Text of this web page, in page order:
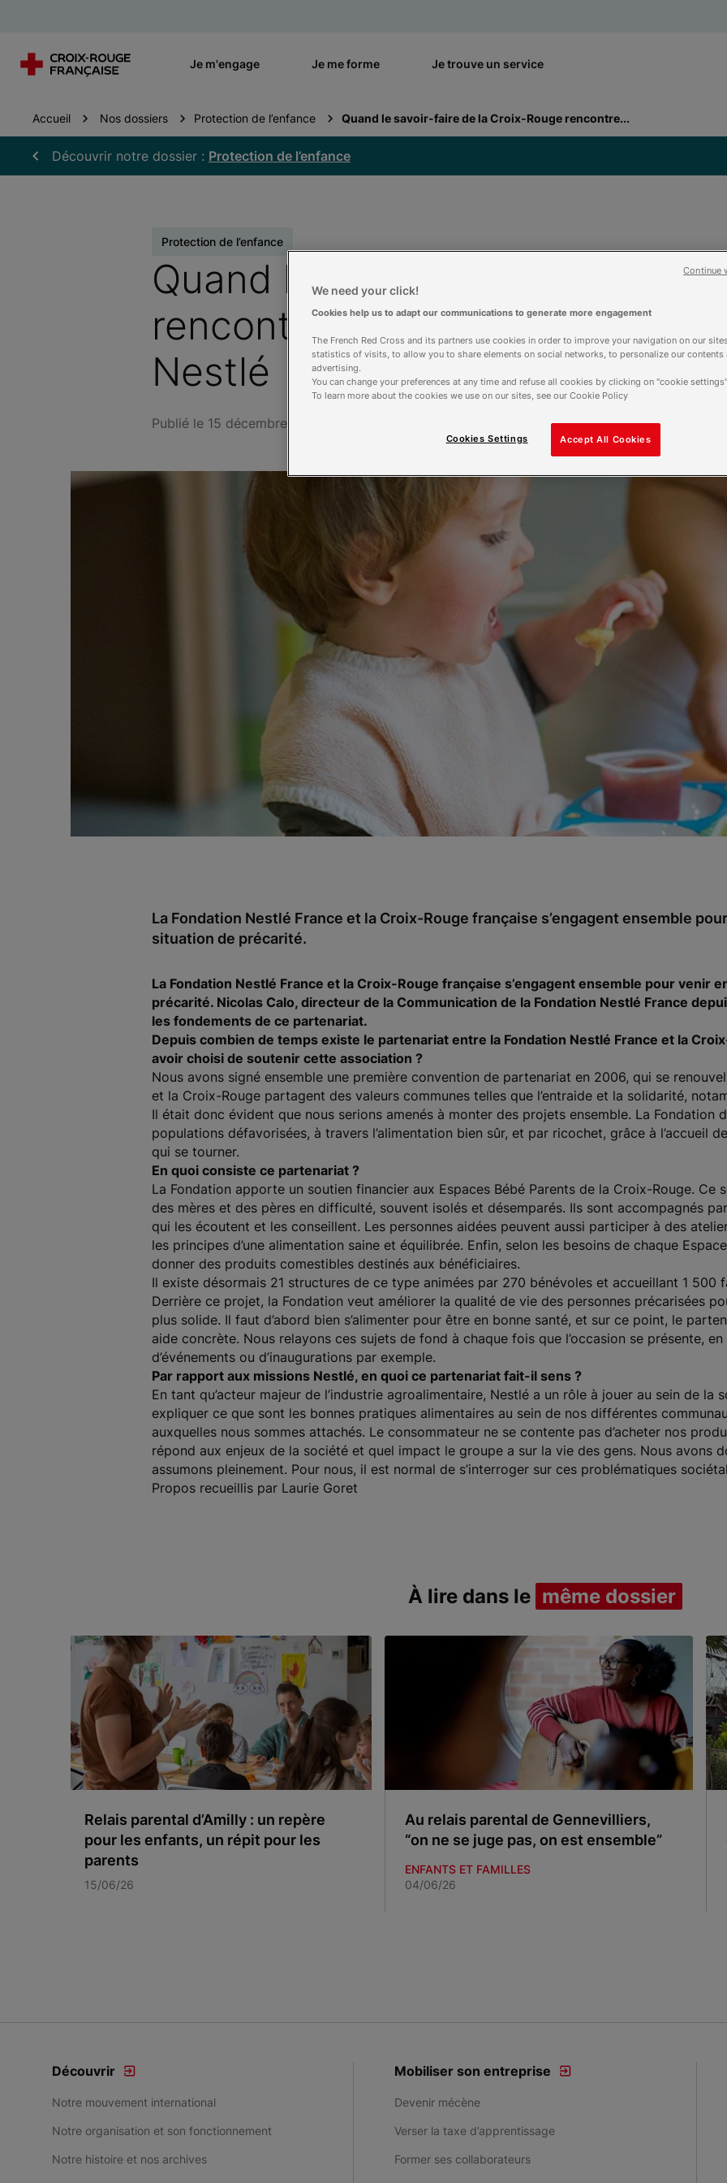
Je m'engage Je me forme Je trouve un service
Accueil Nos dossiers Protection de l’enfance Quand le savoir-faire de la Croix-Rouge rencontre...
Découvrir notre dossier : Protection de l’enfance
Protection de l’enfance
Quand le savoir-faire de la
rencontre l’expertise de la
Nestlé
Publié le 15 décembre 2017
La Fondation Nestlé France et la Croix-Rouge française s’engagent ensemble
situation de précarité.
La Fondation Nestlé France et la Croix-Rouge française s’engagent ensemble pour venir
précarité. Nicolas Calo, directeur de la Communication de la Fondation Nestlé France
les fondements de ce partenariat.
Depuis combien de temps existe le partenariat entre la Fondation Nestlé France et la
avoir choisi de soutenir cette association ?
Nous avons signé ensemble une première convention de partenariat en 2006, qui se
et la Croix-Rouge partagent des valeurs communes telles que l’entraide et la solidarité,
Il était donc évident que nous serions amenés à monter des projets ensemble. La Fondation
populations défavorisées, à travers l’alimentation bien sûr, et par ricochet, grâce à l’accueil
qui se tourner.
En quoi consiste ce partenariat ?
La Fondation apporte un soutien financier aux Espaces Bébé Parents de la Croix-Rouge. Ce
des mères et des pères en difficulté, souvent isolés et désemparés. Ils sont accompagnés
qui les écoutent et les conseillent. Les personnes aidées peuvent aussi participer à des
les principes d’une alimentation saine et équilibrée. Enfin, selon les besoins de chaque
donner des produits comestibles destinés aux bénéficiaires.
Il existe désormais 21 structures de ce type animées par 270 bénévoles et accueillant 1 500
Derrière ce projet, la Fondation veut améliorer la qualité de vie des personnes précarisées
plus solide. Il faut d’abord bien s’alimenter pour être en bonne santé, et sur ce point, le
aide concrète. Nous relayons ces sujets de fond à chaque fois que l’occasion se présente,
d’événements ou d’inaugurations par exemple.
Par rapport aux missions Nestlé, en quoi ce partenariat fait-il sens ?
En tant qu’acteur majeur de l’industrie agroalimentaire, Nestlé a un rôle à jouer au sein de la
expliquer ce que sont les bonnes pratiques alimentaires au sein de nos différentes
auxquelles nous sommes attachés. Le consommateur ne se contente pas d’acheter nos
répond aux enjeux de la société et quel impact le groupe a sur la vie des gens. Nous avons
assumons pleinement. Pour nous, il est normal de s’interroger sur ces problématiques
Propos recueillis par Laurie Goret
À lire dans le même dossier
Relais parental d’Amilly : un repère
pour les enfants, un répit pour les
parents
15/06/26
Au relais parental de Gennevilliers,
“on ne se juge pas, on est ensemble”
ENFANTS ET FAMILLES
04/06/26
Découvrir
Notre mouvement international
Notre organisation et son fonctionnement
Notre histoire et nos archives
Mobiliser son entreprise
Devenir mécène
Verser la taxe d’apprentissage
Former ses collaborateurs
We need your click!
Cookies help us to adapt our communications to generate more engagement
The French Red Cross and its partners use cookies in order to improve your navigation on our
statistics of visits, to allow you to share elements on social networks, to personalize our contents
advertising.
You can change your preferences at any time and refuse all cookies by clicking on "cookie
To learn more about the cookies we use on our sites, see our Cookie Policy
Accept All Cookies
Cookies Settings
Continue